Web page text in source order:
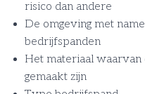
risico dan andere
De omgeving met
bedrijfspanden
Het materiaal
gemaakt zijn